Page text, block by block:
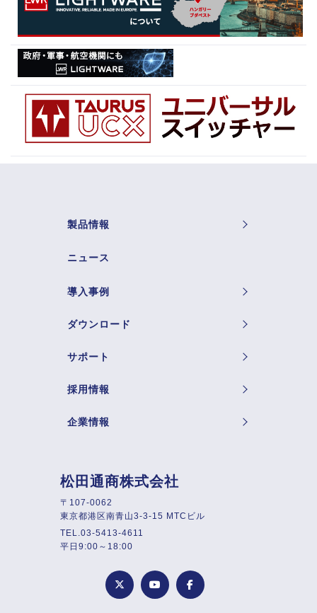
製品情報
ニュース
導入事例
ダウンロード
サポート
採用情報
企業情報
松田通商株式会社
〒107-0062
東京都港区南青山3-3-15 MTCビル
TEL.03-5413-4611
平日9:00～18:00